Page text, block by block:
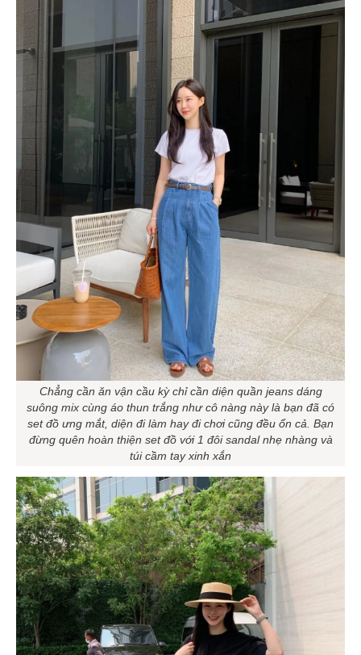
Chẳng cần ăn vận cầu kỳ chỉ cần diện quần jeans dáng
suông mix cùng áo thun trắng như cô nàng này là bạn đã có
set đồ ưng mắt, diện đi làm hay đi chơi cũng đều ổn cả. Bạn
đừng quên hoàn thiện set đồ với 1 đôi sandal nhẹ nhàng và
túi cầm tay xinh xắn